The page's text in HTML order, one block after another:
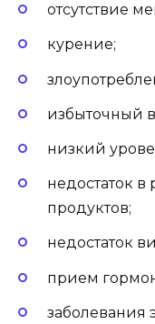
отсутствие
курение;
избыточный
низкий
недостаток
продуктов;
недостаток
прием
заболевания